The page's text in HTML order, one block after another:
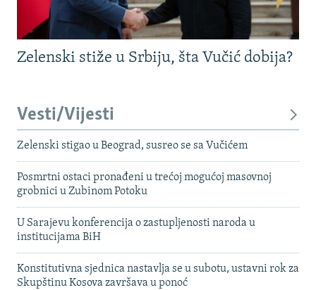
Zelenski stiže u Srbiju, šta Vučić dobija?
Vesti/Vijesti
Zelenski stigao u Beograd, susreo se sa Vučićem
Posmrtni ostaci pronađeni u trećoj mogućoj masovnoj
grobnici u Zubinom Potoku
U Sarajevu konferencija o zastupljenosti naroda u
institucijama BiH
Konstitutivna sjednica nastavlja se u subotu, ustavni rok za
Skupštinu Kosova završava u ponoć